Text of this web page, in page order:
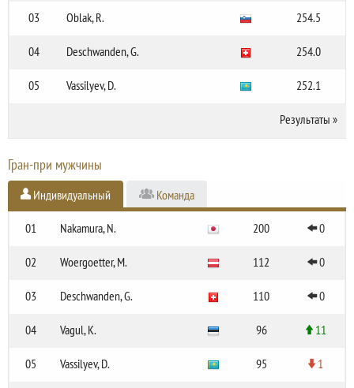
03 Oblak, R. 254.5
04 Deschwanden, G. 254.0
05 Vassilyev, D. 252.1
Результаты »
Гран-при мужчины
Индивидуальный Команда
01 Nakamura, N. 200 0
02 Woergoetter, M. 112 0
03 Deschwanden, G. 110 0
04 Vagul, K. 96 11
05 Vassilyev, D. 95 1